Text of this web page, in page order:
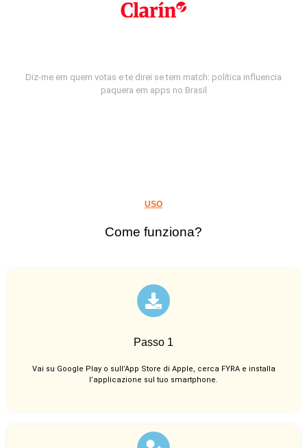
Diz-me em quem votas e te direi se tem match: política influencia
paquera em apps no Brasil
USO
Come funziona?
Passo 1
Vai su Google Play o sull’App Store di Apple, cerca FYRA e installa
l’applicazione sul tuo smartphone.